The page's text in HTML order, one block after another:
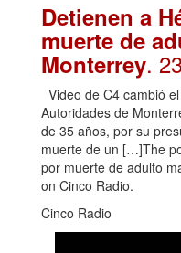
Detienen a
muerte de
Monterrey.
Video de C4 cambió
Autoridades de
de 35 años, por su
muerte de un […]The
por muerte de adulto
on Cinco Radio.
Cinco Radio